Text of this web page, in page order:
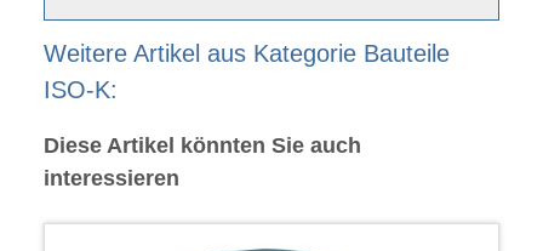
Weitere Artikel aus Kategorie Bauteile
ISO-K:
Diese Artikel könnten Sie auch
interessieren